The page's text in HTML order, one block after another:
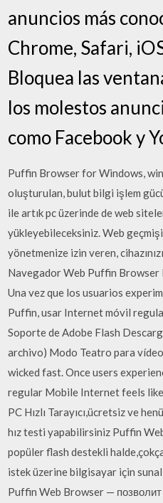
anuncios más
Chrome, Safari,
Bloquea las
los molestos
como Facebook y
Puffin Browser for Windows,
oluşturulan, bulut bilgi işlem
ile artık pc üzerinde de web
yükleyebileceksiniz. Web
yönetmenize izin veren,
Navegador Web Puffin Browser
Una vez que los usuarios
Puffin, usar Internet móvil
Soporte de Adobe Flash
archivo) Modo Teatro para
wicked fast. Once users
regular Mobile Internet feels
PC Hızlı Tarayıcı,ücretsiz ve
hız testi yapabilirsiniz Puffin
popüler flash destekli
istek üzerine bilgisayar için
Puffin Web Browser —